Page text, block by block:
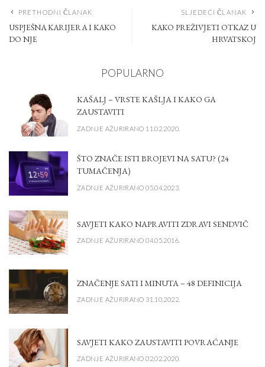
PRETHODNI ČLANAK
USPJEŠNA KARIJERA I KAKO
DO NJE
SLJEDEĆI ČLANAK
KAKO PREŽIVJETI OTKAZ U
HRVATSKOJ
POPULARNO
KAŠALJ – VRSTE KAŠLJA I KAKO GA
ZAUSTAVITI
ZADNJE AŽURIRANO 11.02.2020.
ŠTO ZNAČE ISTI BROJEVI NA SATU? (24
TUMAČENJA)
ZADNJE AŽURIRANO 05.04.2023.
SAVJETI KAKO NAPRAVITI ZDRAVI SENDVIČ
ZADNJE AŽURIRANO 04.05.2016.
ZNAČENJE SATI I MINUTA – 48 DEFINICIJA
ZADNJE AŽURIRANO 31.10.2022.
SAVJETI KAKO ZAUSTAVITI POVRAĆANJE
ZADNJE AŽURIRANO 02.02.2020.